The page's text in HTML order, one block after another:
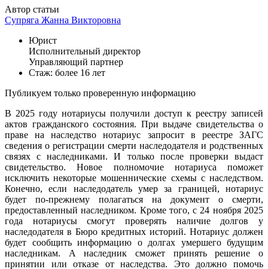
Автор статьи
Супряга Жанна Викторовна
Юрист
Исполнительный директор
Управляющий партнер
Стаж: более 16 лет
Публикуем только проверенную информацию
В 2025 году нотариусы получили доступ к реестру записей
актов гражданского состояния. При выдаче свидетельства о
праве на наследство нотариус запросит в реестре ЗАГС
сведения о регистрации смерти наследодателя и родственных
связях с наследниками. И только после проверки выдаст
свидетельство. Новое полномочие нотариуса поможет
исключить некоторые мошеннические схемы с наследством.
Конечно, если наследодатель умер за границей, нотариус
будет по-прежнему полагаться на документ о смерти,
предоставленный наследником. Кроме того, с 24 ноября 2025
года нотариусы смогут проверять наличие долгов у
наследодателя в Бюро кредитных историй. Нотариус должен
будет сообщить информацию о долгах умершего будущим
наследникам. А наследник сможет принять решение о
принятии или отказе от наследства. Это должно помочь